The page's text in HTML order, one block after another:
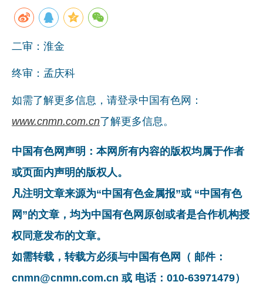
二审：淮金
终审：孟庆科
如需了解更多信息，请登录中国有色网：
www.cnmn.com.cn了解更多信息。
中国有色网声明：本网所有内容的版权均属于作者
或页面内声明的版权人。
凡注明文章来源为“中国有色金属报”或 “中国有色
网”的文章，均为中国有色网原创或者是合作机构授
权同意发布的文章。
如需转载，转载方必须与中国有色网（ 邮件：
cnmn@cnmn.com.cn 或 电话：010-63971479）